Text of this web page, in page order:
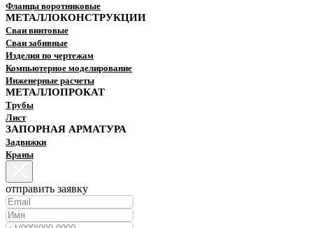
Фланцы воротниковые
МЕТАЛЛОКОНСТРУКЦИИ
Сваи винтовые
Сваи забивные
Изделия по чертежам
Компьютерное моделирование
Инженерные расчеты
МЕТАЛЛОПРОКАТ
Трубы
Лист
ЗАПОРНАЯ АРМАТУРА
Задвижки
Краны
отправить заявку